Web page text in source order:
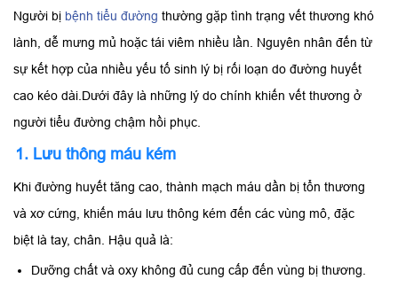
Người bị bệnh tiểu đường thường gặp tình trạng vết thương khó
lành, dễ mưng mủ hoặc tái viêm nhiều lần. Nguyên nhân đến từ
sự kết hợp của nhiều yếu tố sinh lý bị rối loạn do đường huyết
cao kéo dài.Dưới đây là những lý do chính khiến vết thương ở
người tiểu đường chậm hồi phục.
1. Lưu thông máu kém
Khi đường huyết tăng cao, thành mạch máu dần bị tổn thương
và xơ cứng, khiến máu lưu thông kém đến các vùng mô, đặc
biệt là tay, chân. Hậu quả là:
Dưỡng chất và oxy không đủ cung cấp đến vùng bị thương.